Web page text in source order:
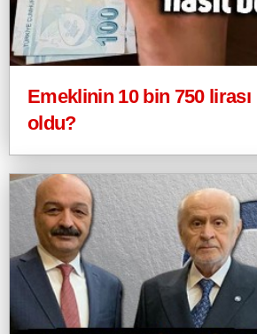
Emeklinin 10 bin 750 lirası
oldu?